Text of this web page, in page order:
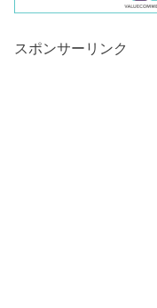
スポンサーリンク